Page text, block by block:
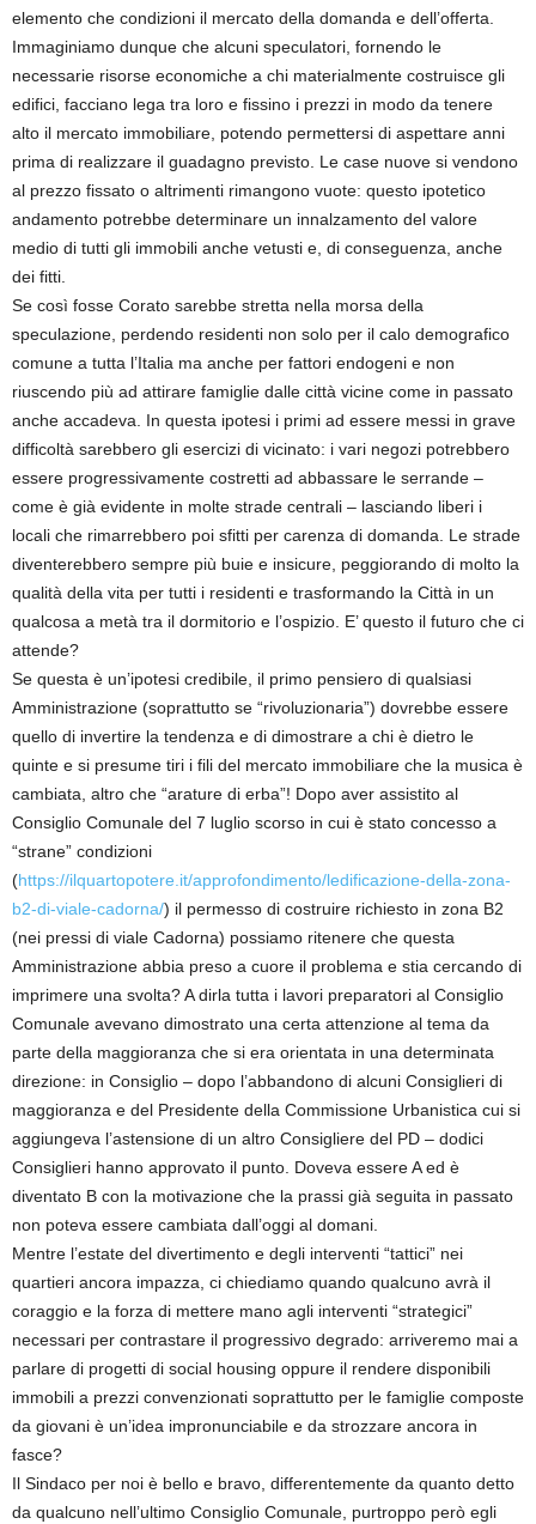
elemento che condizioni il mercato della domanda e dell’offerta.
Immaginiamo dunque che alcuni speculatori, fornendo le
necessarie risorse economiche a chi materialmente costruisce gli
edifici, facciano lega tra loro e fissino i prezzi in modo da tenere
alto il mercato immobiliare, potendo permettersi di aspettare anni
prima di realizzare il guadagno previsto. Le case nuove si vendono
al prezzo fissato o altrimenti rimangono vuote: questo ipotetico
andamento potrebbe determinare un innalzamento del valore
medio di tutti gli immobili anche vetusti e, di conseguenza, anche
dei fitti.
Se così fosse Corato sarebbe stretta nella morsa della
speculazione, perdendo residenti non solo per il calo demografico
comune a tutta l’Italia ma anche per fattori endogeni e non
riuscendo più ad attirare famiglie dalle città vicine come in passato
anche accadeva. In questa ipotesi i primi ad essere messi in grave
difficoltà sarebbero gli esercizi di vicinato: i vari negozi potrebbero
essere progressivamente costretti ad abbassare le serrande –
come è già evidente in molte strade centrali – lasciando liberi i
locali che rimarrebbero poi sfitti per carenza di domanda. Le strade
diventerebbero sempre più buie e insicure, peggiorando di molto la
qualità della vita per tutti i residenti e trasformando la Città in un
qualcosa a metà tra il dormitorio e l’ospizio. E’ questo il futuro che ci
attende?
Se questa è un’ipotesi credibile, il primo pensiero di qualsiasi
Amministrazione (soprattutto se “rivoluzionaria”) dovrebbe essere
quello di invertire la tendenza e di dimostrare a chi è dietro le
quinte e si presume tiri i fili del mercato immobiliare che la musica è
cambiata, altro che “arature di erba”! Dopo aver assistito al
Consiglio Comunale del 7 luglio scorso in cui è stato concesso a
“strane” condizioni
(https://ilquartopotere.it/approfondimento/ledificazione-della-zona-
b2-di-viale-cadorna/) il permesso di costruire richiesto in zona B2
(nei pressi di viale Cadorna) possiamo ritenere che questa
Amministrazione abbia preso a cuore il problema e stia cercando di
imprimere una svolta? A dirla tutta i lavori preparatori al Consiglio
Comunale avevano dimostrato una certa attenzione al tema da
parte della maggioranza che si era orientata in una determinata
direzione: in Consiglio – dopo l’abbandono di alcuni Consiglieri di
maggioranza e del Presidente della Commissione Urbanistica cui si
aggiungeva l’astensione di un altro Consigliere del PD – dodici
Consiglieri hanno approvato il punto. Doveva essere A ed è
diventato B con la motivazione che la prassi già seguita in passato
non poteva essere cambiata dall’oggi al domani.
Mentre l’estate del divertimento e degli interventi “tattici” nei
quartieri ancora impazza, ci chiediamo quando qualcuno avrà il
coraggio e la forza di mettere mano agli interventi “strategici”
necessari per contrastare il progressivo degrado: arriveremo mai a
parlare di progetti di social housing oppure il rendere disponibili
immobili a prezzi convenzionati soprattutto per le famiglie composte
da giovani è un’idea impronunciabile e da strozzare ancora in
fasce?
Il Sindaco per noi è bello e bravo, differentemente da quanto detto
da qualcuno nell’ultimo Consiglio Comunale, purtroppo però egli